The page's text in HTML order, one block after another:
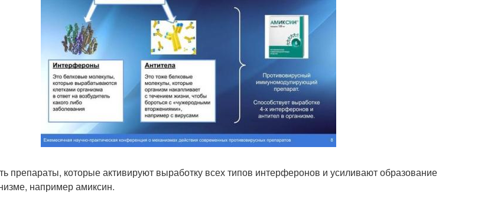
препараты, которые активируют выработку всех типов интерферонов и усиливают образование
например амиксин.